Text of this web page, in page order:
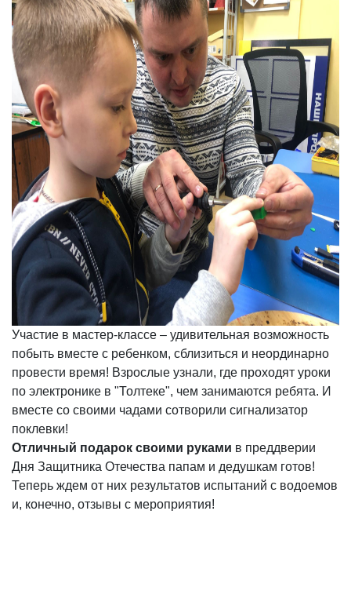
Участие в мастер-классе – удивительная возможность
побыть вместе с ребенком, сблизиться и неординарно
провести время! Взрослые узнали, где проходят уроки
по электронике в "Толтеке", чем занимаются ребята. И
вместе со своими чадами сотворили сигнализатор
поклевки!
Отличный подарок своими руками в преддверии
Дня Защитника Отечества папам и дедушкам готов!
Теперь ждем от них результатов испытаний с водоемов
и, конечно, отзывы с мероприятия!